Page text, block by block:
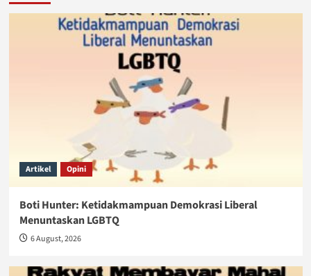
Artikel Opini
Boti Hunter: Ketidakmampuan Demokrasi Liberal
Menuntaskan LGBTQ
6 August, 2026